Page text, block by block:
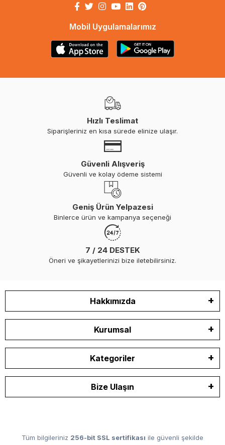
Mobil Uygulamalarımız
Hızlı Teslimat
Siparişleriniz en kısa sürede elinize ulaşır.
Güvenli Alışveriş
Güvenli ve kolay ödeme sistemi
Geniş Ürün Yelpazesi
Binlerce ürün ve kampanya seçeneği
7 / 24 DESTEK
Öneri ve şikayetlerinizi bize iletebilirsiniz.
Hakkımızda
Kurumsal
Kategoriler
Bize Ulaşın
Tüm bilgileriniz 256-bit SSL sertifikası ile güvenli şekilde